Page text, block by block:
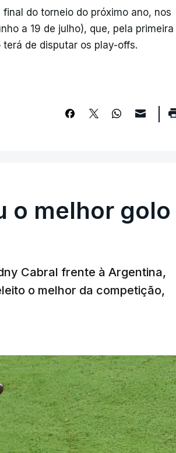
do torneio do próximo ano, nos
a 19 de julho), que, pela primeira
de disputar os play-offs.
o melhor golo
Cabral frente à Argentina,
o melhor da competição,